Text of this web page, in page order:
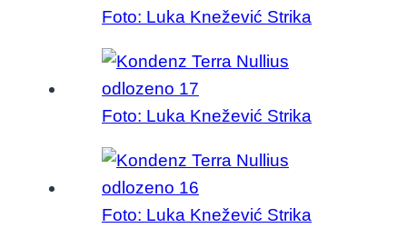
Foto: Luka Knežević Strika
Foto: Luka Knežević Strika
Foto: Luka Knežević Strika